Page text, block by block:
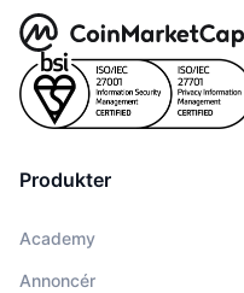
Produkter
Academy
Annoncér